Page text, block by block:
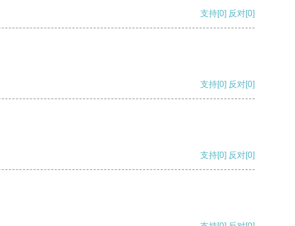
支持[0] 反对[0]
支持[0] 反对[0]
支持[0] 反对[0]